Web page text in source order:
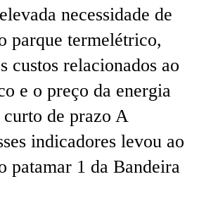
necessidade de
parque termelétrico,
custos relacionados ao
e o preço da energia
de prazo A
indicadores levou ao
patamar 1 da Bandeira